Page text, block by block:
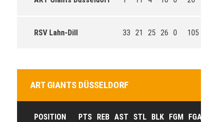
RSV Lahn-Dill 33 21 25 26 0 105
ART GIANTS DÜSSELDORF
POSITION PTS REB AST STL BLK FGM FGA